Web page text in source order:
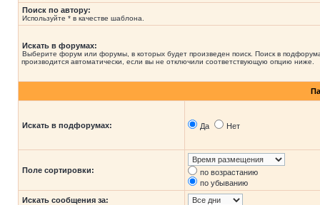
Поиск по автору:
Используйте * в качестве шаблона.
Искать в форумах:
Выберите форум или форумы, в которых будет произведен поиск. Поиск в
производится автоматически, если вы не отключили соответствующую опцию ниже.
Искать в подфорумах: Да Нет
Поле сортировки:
по возрастанию
по убыванию
Искать сообщения за: